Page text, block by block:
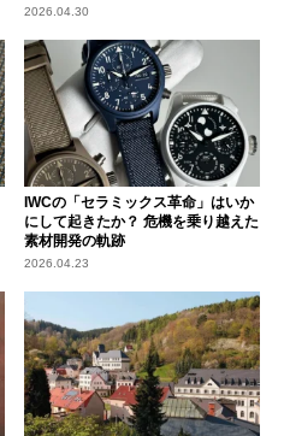
2026.04.30
IWCの「セラミックス革命」はいか
にして起きたか？ 危機を乗り越えた
素材開発の軌跡
2026.04.23